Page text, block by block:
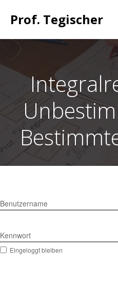
Prof. Tegischer
Benutzername
Kennwort
Eingeloggt bleiben